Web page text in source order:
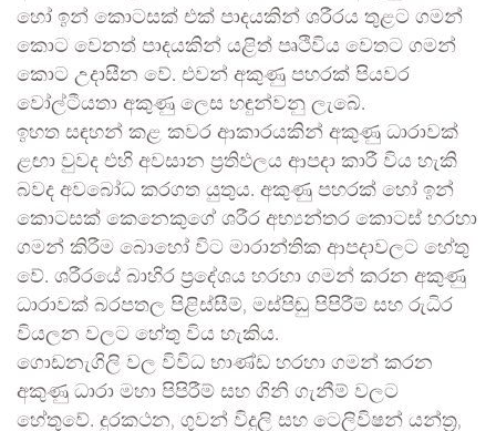
හෝ ඉන් කොටසක් එක් පාදයකින් ශරීරය තුළට ගමන්
කොට වෙනත් පාදයකින් යළිත් පෘථිවිය වෙතට ගමන්
කොට උදාසීන වේ. එවන් අකුණු පහරක් පියවර
වෝල්ටීයතා අකුණු ලෙස හඳුන්වනු ලැබේ.
ඉහත සඳහන් කළ කවර ආකාරයකින් අකුණු ධාරාවක්
ළඟා වුවද එහි අවසාන ප්‍රතිඵලය ආපදා කාරී විය හැකි
බවද අවබෝධ කරගත යුතුය. අකුණු පහරක් හෝ ඉන්
කොටසක් කෙනෙකුගේ ශරීර අභ්‍යන්තර කොටස් හරහා
ගමන් කිරීම බොහෝ විට මාරාන්තික ආපදාවලට හේතු
වේ. ශරීරයේ බාහිර ප්‍රදේශය හරහා ගමන් කරන අකුණු
ධාරාවක් බරපතල පිළිස්සීම්‚ මස්පිඬු පිපිරීම් සහ රුධිර
වියලන වලට හේතු විය හැකිය.
ගොඩනැගිලි වල විවිධ භාණ්ඩ හරහා ගමන් කරන
අකුණු ධාරා මහා පිපිරීම් සහ ගිනි ගැනීම් වලට
හේතුවේ. දුරකථන‚ ගුවන් විදුලි සහ ටෙලිවිෂන් යන්ත්‍ර‚